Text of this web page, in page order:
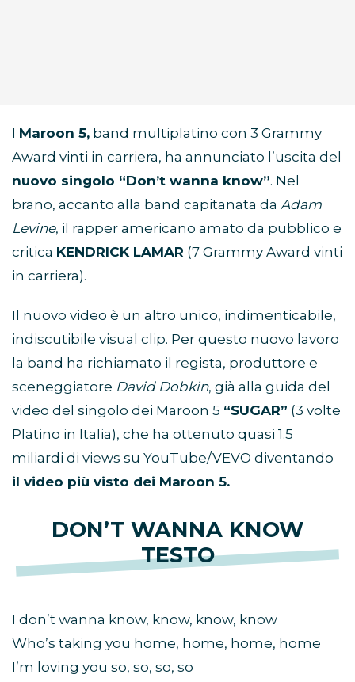
I Maroon 5, band multiplatino con 3 Grammy
Award vinti in carriera, ha annunciato l’uscita del
nuovo singolo “Don’t wanna know”. Nel
brano, accanto alla band capitanata da Adam
Levine, il rapper americano amato da pubblico e
critica KENDRICK LAMAR (7 Grammy Award vinti
in carriera).
Il nuovo video è un altro unico, indimenticabile,
indiscutibile visual clip. Per questo nuovo lavoro
la band ha richiamato il regista, produttore e
sceneggiatore David Dobkin, già alla guida del
video del singolo dei Maroon 5 “SUGAR” (3 volte
Platino in Italia), che ha ottenuto quasi 1.5
miliardi di views su YouTube/VEVO diventando
il video più visto dei Maroon 5.
DON’T WANNA KNOW
TESTO
I don’t wanna know, know, know, know
Who’s taking you home, home, home, home
I’m loving you so, so, so, so